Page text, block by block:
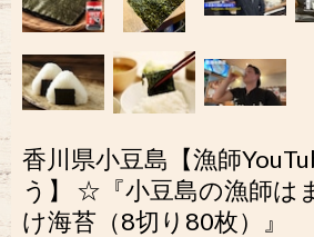
香川県小豆島【漁師
う】 ☆『小豆島の漁師は
け海苔（8切り80枚）』